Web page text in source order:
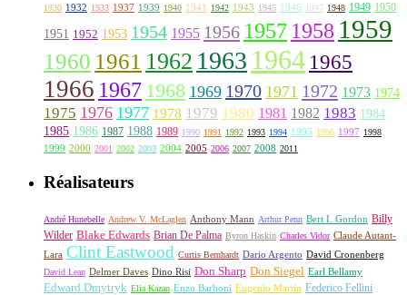
1930 1932 1933 1937 1939 1940 1941 1942 1943 1945 1946 1947 1948 1949 1950
1951 1952 1953 1954 1955 1956 1957 1958 1959
1960 1961 1962 1963 1964 1965
1966 1967 1968 1969 1970 1971 1972 1973 1974
1975 1976 1977 1978 1979 1980 1981 1982 1983 1984
1985 1986 1987 1988 1989 1990 1991 1992 1993 1994 1995 1996 1997 1998
1999 2000 2001 2002 2003 2004 2005 2006 2007 2008 2011
Réalisateurs
André Hunebelle Andrew V. McLaglen Anthony Mann Arthur Penn Bert I. Gordon Billy
Wilder Blake Edwards Brian De Palma Byron Haskin Charles Vidor Claude Autant-
Lara Clint Eastwood Curtis Bernhardt Dario Argento David Cronenberg
David Lean Delmer Daves Dino Risi Don Sharp Don Siegel Earl Bellamy
Edward Dmytryk Elia Kazan Enzo Barboni Eugenio Martín Federico Fellini